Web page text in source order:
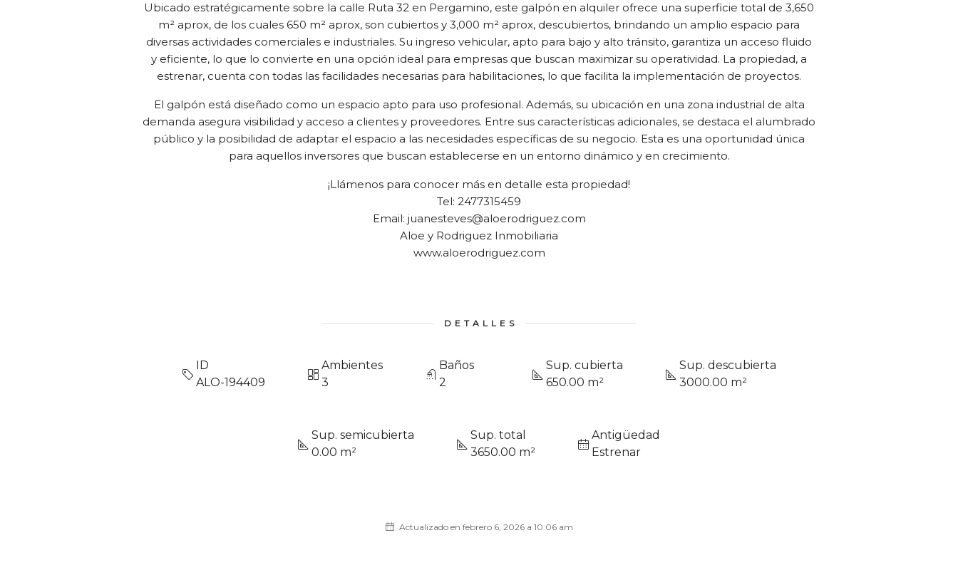
Ubicado estratégicamente sobre la calle Ruta 32 en Pergamino, este galpón en alquiler ofrece una superficie total de 3,650
m² aprox, de los cuales 650 m² aprox, son cubiertos y 3,000 m² aprox, descubiertos, brindando un amplio espacio para
diversas actividades comerciales e industriales. Su ingreso vehicular, apto para bajo y alto tránsito, garantiza un acceso fluido
y eficiente, lo que lo convierte en una opción ideal para empresas que buscan maximizar su operatividad. La propiedad, a
estrenar, cuenta con todas las facilidades necesarias para habilitaciones, lo que facilita la implementación de proyectos.
El galpón está diseñado como un espacio apto para uso profesional. Además, su ubicación en una zona industrial de alta
demanda asegura visibilidad y acceso a clientes y proveedores. Entre sus características adicionales, se destaca el alumbrado
público y la posibilidad de adaptar el espacio a las necesidades específicas de su negocio. Esta es una oportunidad única
para aquellos inversores que buscan establecerse en un entorno dinámico y en crecimiento.
¡Llámenos para conocer más en detalle esta propiedad!
Tel: 2477315459
Email: juanesteves@aloerodriguez.com
Aloe y Rodriguez Inmobiliaria
www.aloerodriguez.com
DETALLES
ID
ALO-194409
Ambientes
3
Baños
2
Sup. cubierta
650.00 m²
Sup. descubierta
3000.00 m²
Sup. semicubierta
0.00 m²
Sup. total
3650.00 m²
Antigüedad
Estrenar
Actualizado en febrero 6, 2026 a 10:06 am